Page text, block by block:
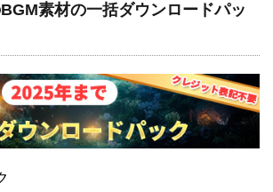
素材の一括ダウンロードパッ